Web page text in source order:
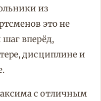
из
это не
вперёд,
дисциплине и
с отличным